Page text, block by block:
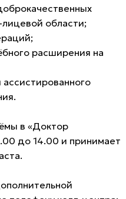
области;
расширения на
в «Доктор
до 14.00 и принимает